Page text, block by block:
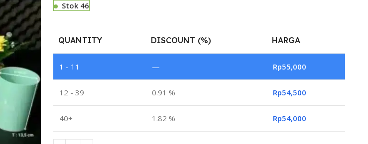
Stok 46
QUANTITY DISCOUNT (%) HARGA
1 - 11 — Rp55,000
12 - 39 0.91 % Rp54,500
40+ 1.82 % Rp54,000